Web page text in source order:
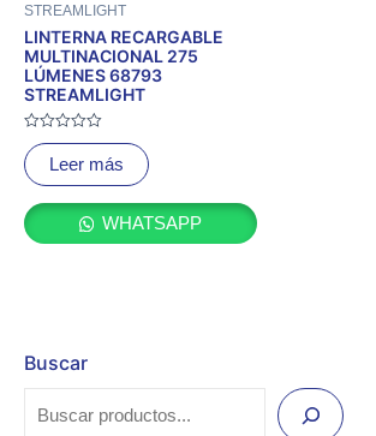
Buscar
STREAMLIGHT
LINTERNA RECARGABLE
MULTINACIONAL 275
LÚMENES 68793
STREAMLIGHT
Valorado
con
0
de
Leer más
WHATSAPP